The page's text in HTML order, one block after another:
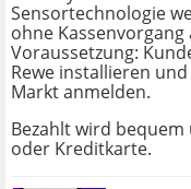
Sensortechnologie
ohne
Voraussetzung:
Rewe installieren
Markt anmelden.
Bezahlt wird bequem
oder Kreditkarte.